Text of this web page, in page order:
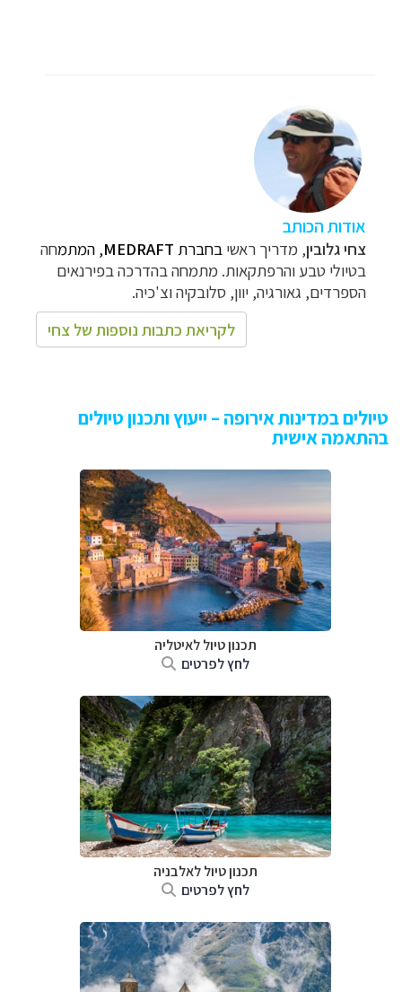
אודות הכותב
צחי גלובין, מדריך ראשי בחברת MEDRAFT, המתמחה
בטיולי טבע והרפתקאות. מתמחה בהדרכה בפירנאים
הספרדים, גאורגיה, יוון, סלובקיה וצ'כיה.
לקריאת כתבות נוספות של צחי
טיולים במדינות אירופה – ייעוץ ותכנון טיולים
בהתאמה אישית
תכנון טיול לאיטליה
לחץ לפרטים
תכנון טיול לאלבניה
לחץ לפרטים